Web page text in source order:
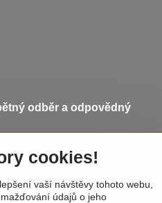
odběr a odpovědný
cookies!
vaší návštěvy tohoto webu,
údajů o jeho